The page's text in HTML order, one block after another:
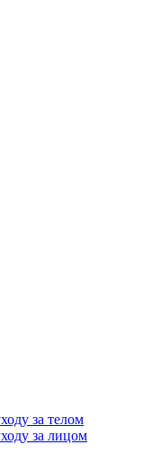
за телом
за лицом